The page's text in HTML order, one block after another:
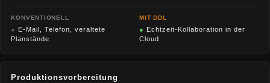
KONVENTIONELL
● E-Mail, Telefon, veraltete
Planstände
MIT DDL
● Echtzeit-Kollaboration in der
Cloud
Produktionsvorbereitung